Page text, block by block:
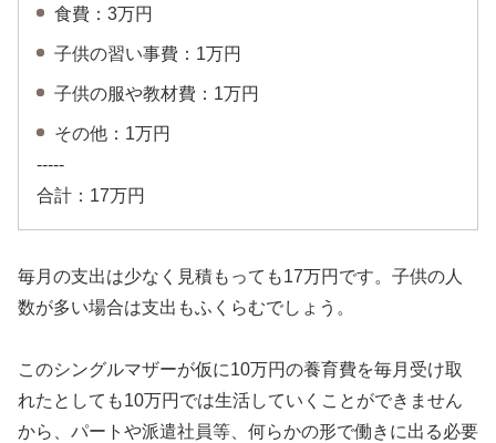
食費：3万円
子供の習い事費：1万円
子供の服や教材費：1万円
その他：1万円
-----
合計：17万円
毎月の支出は少なく見積もっても17万円です。子供の人
数が多い場合は支出もふくらむでしょう。
このシングルマザーが仮に10万円の養育費を毎月受け取
れたとしても10万円では生活していくことができません
から、パートや派遣社員等、何らかの形で働きに出る必要